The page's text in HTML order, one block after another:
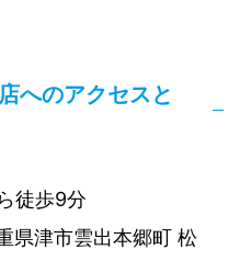
へのアクセスと
徒歩9分
県津市雲出本郷町 松